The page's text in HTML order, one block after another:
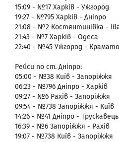
15:09 - №17 Харків - Ужгород
19:27 - №795 Харків - Дніпро
21:08 - №2 Костянтинівка -
21:43 - №7 Харків - Одеса
22:40 - №45 Ужгород -
Рейси по ст. Дніпро:
05:00 - №38 Київ - Запоріжжя
06:23 - №796 Дніпро - Харків
09:27 - №6 Рахів - Запоріжжя
09:54 - №738 Запоріжжя - Київ
14:26 - №41 Дніпро - Трускавець
16:39 - №6 Запоріжжя - Рахів
19:07 - №738 Київ - Запоріжжя